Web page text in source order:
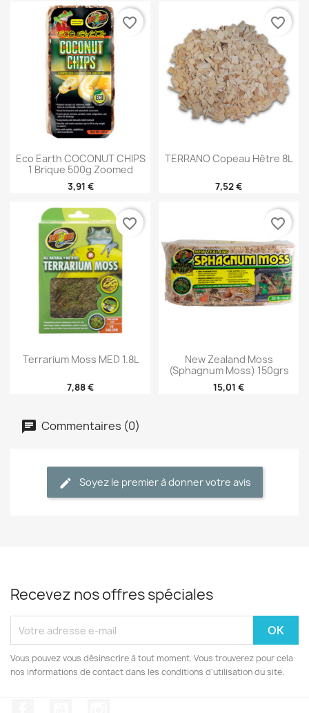
Eco Earth COCONUT CHIPS
1 Brique 500g Zoomed
3,91 €
favorite_border
TERRANO Copeau Hêtre 8L
7,52 €
favorite_border
Terrarium Moss MED 1.8L
7,88 €
favorite_border
New Zealand Moss
(sphagnum Moss) 150grs
15,01 €
favorite_border
Commentaires (0)
Soyez le premier à donner votre avis
Recevez nos offres spéciales
Vous pouvez vous désinscrire à tout moment. Vous trouverez pour cela
nos informations de contact dans les conditions d'utilisation du site.